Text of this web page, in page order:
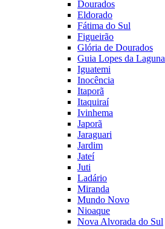
Dourados
Eldorado
Fátima do Sul
Figueirão
Glória de Dourados
Guia Lopes da Laguna
Iguatemi
Inocência
Itaporã
Itaquiraí
Ivinhema
Japorã
Jaraguari
Jardim
Jateí
Juti
Ladário
Miranda
Mundo Novo
Nioaque
Nova Alvorada do Sul